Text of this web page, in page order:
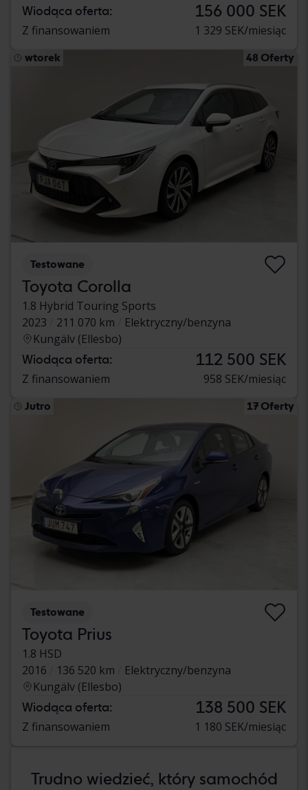
Wiodąca oferta: 156 000 SEK
Z finansowaniem 1 329 SEK/miesiąc
wtorek 48 Oferty
Testowane
Toyota Corolla
1.8 Hybrid Touring Sports
2023
211 070 km
Elektryczny/benzyna
Kungälv (Ellesbo)
Wiodąca oferta: 112 500 SEK
Z finansowaniem 958 SEK/miesiąc
Jutro 17 Oferty
Testowane
Toyota Prius
1.8 HSD
2016
136 520 km
Elektryczny/benzyna
Kungälv (Ellesbo)
Wiodąca oferta: 138 500 SEK
Z finansowaniem 1 180 SEK/miesiąc
Trudno wiedzieć, który samochód